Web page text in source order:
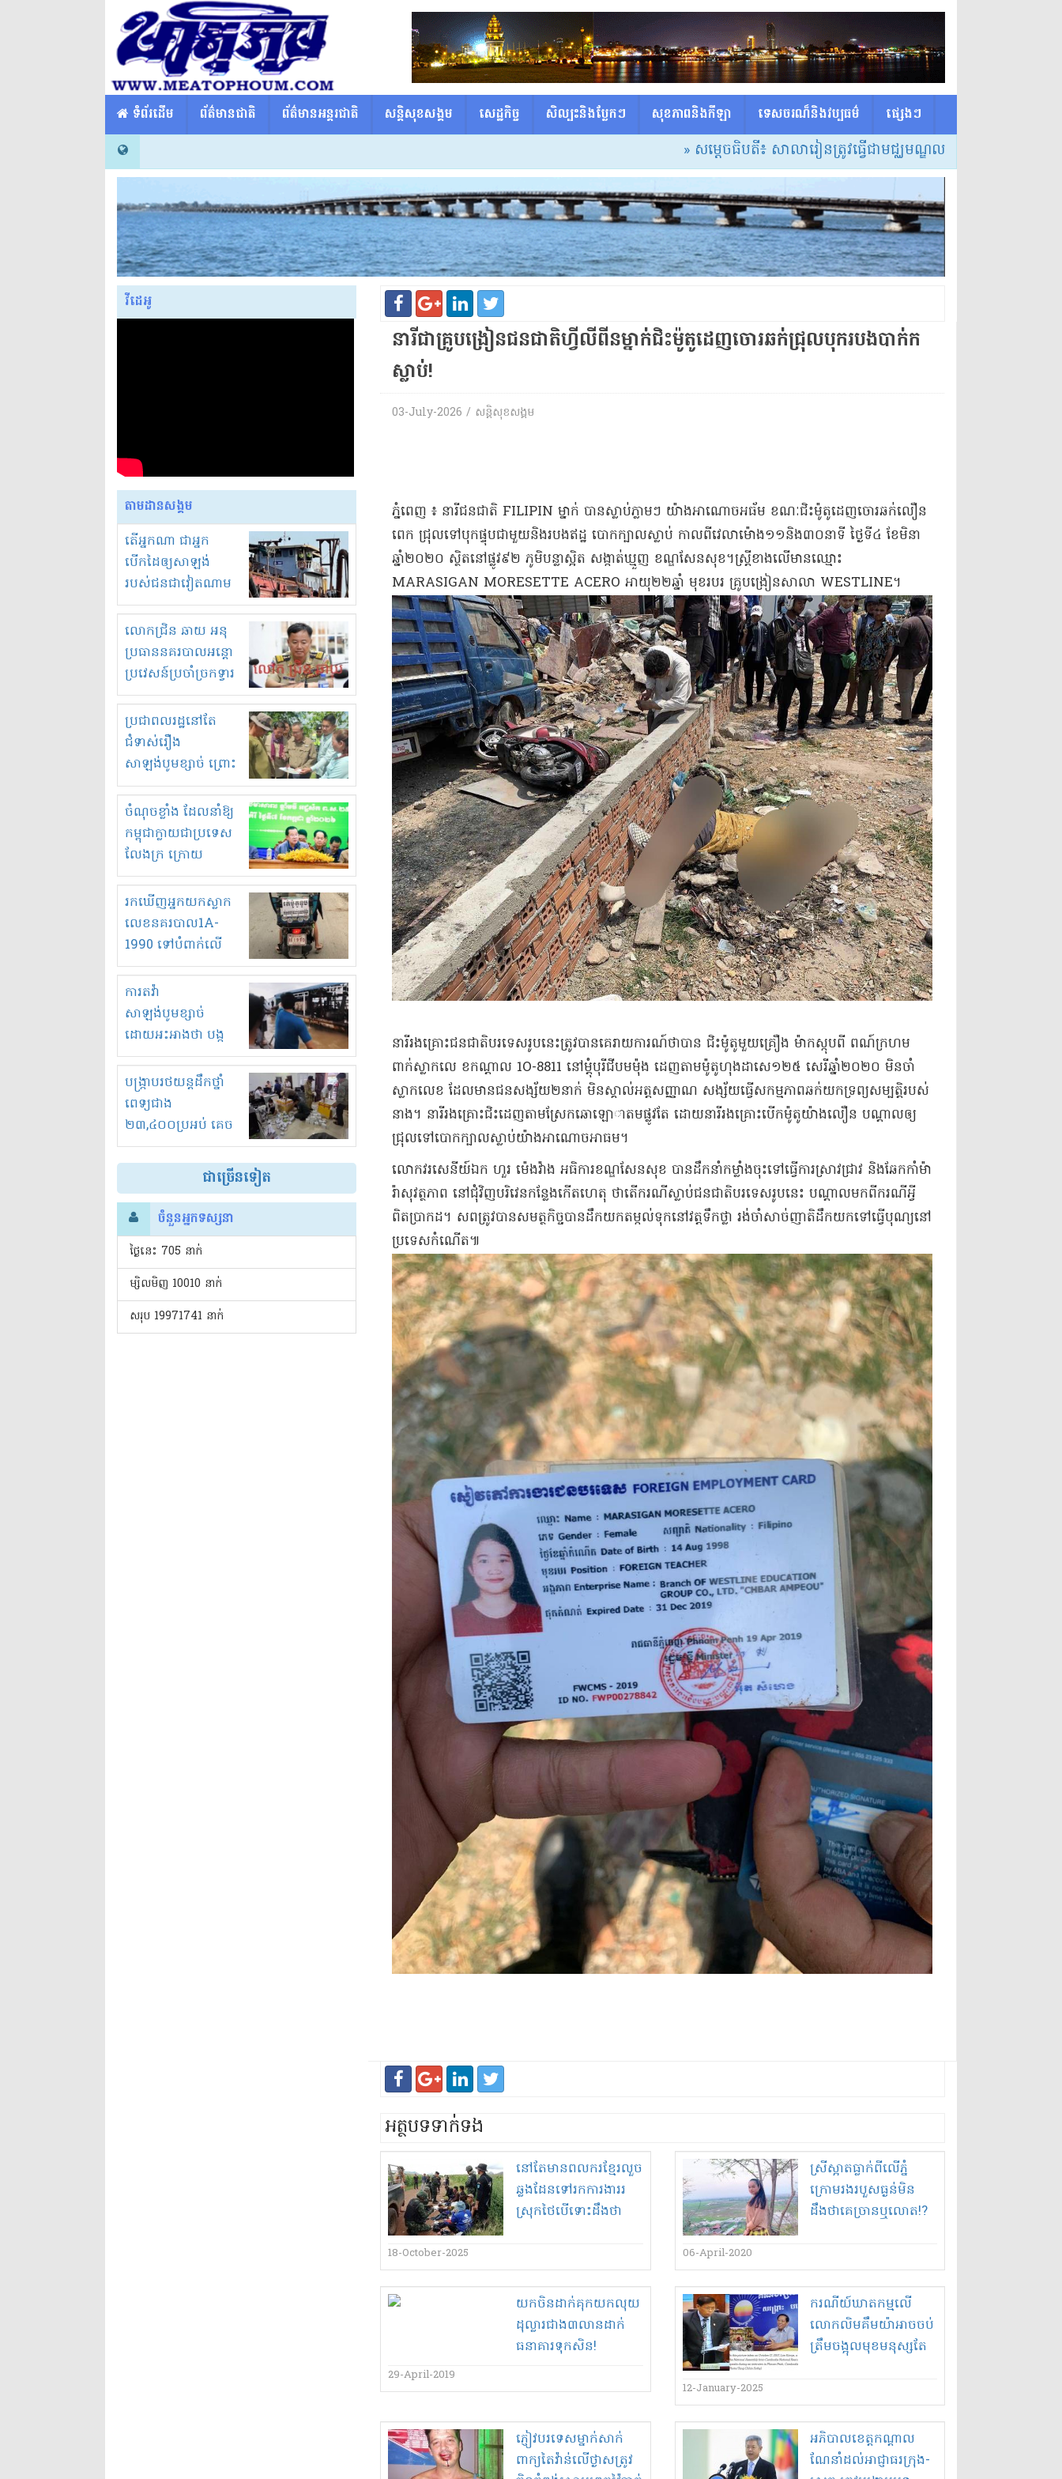
​​ ទំព័រដើម ព័ត៌មានជាតិ ព័ត៌មានអន្តរជាតិ សន្តិសុខសង្គម សេដ្ឋកិច្ច សិល្បះនិងប្លែកៗ សុខភាពនិងកីឡា ទេសចរណ៏និងវប្បធម៌ ផ្សេង​ៗ
» សម្ដេចធិបតី៖ សាលារៀនត្រូវធ្វើជាមជ្ឈមណ្ឌលកំណត់វិធីសាស្ត្របង្រៀន
វីដេអូ
តាមដានសង្គម
តើអ្នកណា ជាអ្នក
បើកដៃឲ្យសាឡង់
របស់ជនជាវៀតណាម
ចូល មកខុស
ច្បាប់លួចបូមខ្សាច់នៅ
ក្នុងប្រទេសកម្ពុជា
លោកជ្រិន ឆាយ អនុ
ប្រធាននគរបាលអន្តោ
ប្រវេសន៍ប្រចាំច្រកទ្វារ
ព្រំដែនភ្នំឌិន និងឈ្មួញ
មួយចំនួនទៀត
កំពង់តែគុបគិតគ្នា
ធ្វើសកម្មភាពរកស៊ីនិង
ស្តុកទំនិញគេចពន្ធ?
ប្រជាពលរដ្ឋនៅតែ
ជំទាស់រឿង
សាឡង់បូមខ្សាច់ ព្រោះ
ខ្លាចបាក់ច្រាំងទៀត!
ចំណុចខ្លាំង ដែលនាំឱ្យ
កម្ពុជាក្លាយជាប្រទេស
លែងក្រ ក្រោយ
ឆ្នាំ២០៣០
រកឃើញអ្នកយកស្លាក
លេខនគរបាល1A-
1990 ទៅបំពាក់លើ
ម៉ូតូរបស់ខ្លួន ដាកផ្លាក
រត់ឌុបហើយ
ការតវ៉ា
សាឡង់បូមខ្សាច់
ដោយអះអាងថា បង្ក
បាក់ច្រាំងទន្លេ និង
រំខានទាំងយប់ទាំងថ្ងៃ
បង្ក្រាបរថយន្តដឹកថ្នាំ
ពេទ្យជាង
២៣,៤០០ប្រអប់ គេច
ពន្ធនិងអត់ច្បាប់នាំ
ចូល!?
ជាច្រើនទៀត
ចំនួនអ្នកទស្សនា
ថ្ងៃនេះ​ 705 នាក់
ម្សិលមិញ 10010 នាក់
សរុប 19971741 នាក់
នារី​ជា​គ្រូបង្រៀន​ជនជាតិ​ហ្វីលីពីន​ម្នាក់​ជិះ​ម៉ូតូ​ដេញចោរ​ឆក់​ជ្រុលបុក​របង​បាក់ក​
ស្លាប់​!
03-July-2026 / សន្តិសុខសង្គម
​ភ្នំពេញ ៖ នារី​ជនជាតិ FILIPIN ម្នាក់ បាន​ស្លាប់​ភ្លាមៗ យ៉ាង​អាណោច​អ​ធ័​ម ខណៈ​ជិះ​ម៉ូតូ​ដេញចោរ​ឆក់​លឿន​
ពេក ជ្រុល​ទៅបុក​ផ្ទុប​ជាមួយនិង​របង​ឥដ្ឋ បោក​ក្បាល​ស្លាប់ កាលពី​វេលា​ម៉ោង​១១​និង​៣០​នាទី ថ្ងៃទី​៤ ខែ​មិនា
ឆ្នាំ​២០២០ ស្ថិតនៅ​ផ្លូវ​៩២ ភូមិ​បន្លា​ស្អិត សង្កាត់​ឃ្មួញ ខណ្ឌ​សែន​សុខ​។​ស្ត្រី​ខាងលើ​មានឈ្មោះ
MARASIGAN MORESETTE ACERO អាយុ​២២​ឆ្នាំ មុខរបរ គ្រូបង្រៀន​សាលា WESTLINE​។​
​នារី​រងគ្រោះ​ជនជាតិ​បរទេស​រូបនេះ​ត្រូវបាន​គេ​រាយការណ៍​ថា​បាន ជិះ​ម៉ូតូ​មួយគ្រឿង ម៉ាក​ស្កុប​ពី ពណ៍​ក្រហម
ពាក់​ស្លា​កលេ ខ​កណ្តាល 1O-8811 នៅ​ម្តុំ​បុរី​ជី​បម​ម៉ុង ដេញតាម​ម៉ូតូ​ហុងដា​សេ​១២៥ សេរី​ឆ្នាំ​២០២០ មិន​ចាំ​
ស្លាក​លេខ ដែលមាន​ជនសង្ស័យ​២​នាក់ មិន​ស្គាល់​អត្តសញ្ញាណ សង្ស័យ​ធ្វើ​សកម្មភាព​ឆក់យក​ទ្រព្យសម្បត្តិ​របស់​
នាង​។ នារី​រងគ្រោះ​ជិះ​ដេញតាម​ស្រែក​ឆោឡោ​ា​តម​ផ្លូវ​តែ ដោយ​នារី​រងគ្រោះ​បើក​ម៉ូតូ​យ៉ាង​លឿន បណ្តាល​ឲ្យ​
ជ្រុល​ទៅ​បោក​ក្បាល​ស្លាប់​យ៉ាង​អាណោច​អាធ​ម​។​
​លោក​វរសេនីយ៍ឯក ហួរ ម៉េង​វ៉ាង អធិការ​ខណ្ឌ​សែន​សុខ បាន​ដឹកនាំ​កម្លាំង​ចុះទៅ​ធ្វើការ​ស្រាវជ្រាវ និង​ឆែក​កាំ​ម៉ា​
រ៉ា​សុ​វត្ថ​ភាព នៅ​ជុំវិញ​បរិវេន​កន្លែងកើតហេតុ ថា​តើ​ករណី​ស្លាប់​ជនជាតិ​បរទេស​រូបនេះ បណ្តាលមកពី​ករណី​អ្វី​
ពិតប្រាកដ​។ សព​ត្រូវបាន​សមត្ថកិច្ច​បាន​ដឹកយក​តម្កល់ទុក​នៅ​វត្ត​ទឹកថ្លា រង់ចាំ​សាច់ញាតិ​ដឹកយក​ទៅធ្វើ​បុណ្យ​នៅ​
ប្រទេស​កំណើត​៕
អត្ថបទទាក់ទង
នៅតែមានពលករខ្មែរលួច
ឆ្លងដែនទៅរកការងាររ
ស្រុកថៃបើទោះដឹងថា
18-October-2025
ស្រី​ស្អាត​ធ្លាក់​ពីលើ​ភ្នំ​
ក្រោម​រងរបួស​ធ្ងន់​មិន
ដឹងថា​គេ​ច្រាន​ឬ​លោត​!?
06-April-2020
យក​ចិន​ដាក់គុក​យកលុយ​
ដុល្លារ​ជាង​៣​លាន​ដាក់​
ធនាគារ​ទុក​សិន​!
29-April-2019
ករណី​យ៍​ឃាតកម្ម​លើ​
លោក​លិ​ម​គឹម​យ៉ា​អាច​ចប់​
ត្រឹម​ចង្អុល​មុខមនុស្ស​តែ​
12-January-2025
ភ្ញៀវ​បរទេស​ម្នាក់​សាក់​
ពាក្យ​តៃវ៉ាន់​លើ​ថ្ងាស​ត្រូវ​
អភិបាលខេត្តកណ្ដាល
ណែនាំដល់អាជ្ញាធរក្រុង-